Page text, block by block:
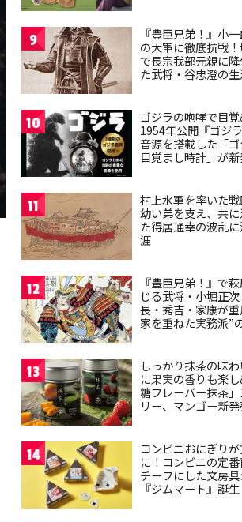
9
『豊臣兄弟！』小
の大軍に徹底抗戦
で長宗我部元親に
た武将・谷忠澄の
10
ゴジラの咆哮で目
1954年公開『ゴジ
音源を搭載した「
目覚まし時計」が
11
村上水軍を率いた戦
幼い弟を支え、共
た得居通幸の波乱
涯
12
『豊臣兄弟！』で
じる武将・小堀正
長・秀吉・家康が
家を重ねた実務派”
13
しっかり抹茶の味
に果実の香りも楽
糖フレーバー抹茶
リー、マンゴー新発
14
コンビニおにぎり
に！コンビニの定
チーフにした文房
『ジムマート』誕生